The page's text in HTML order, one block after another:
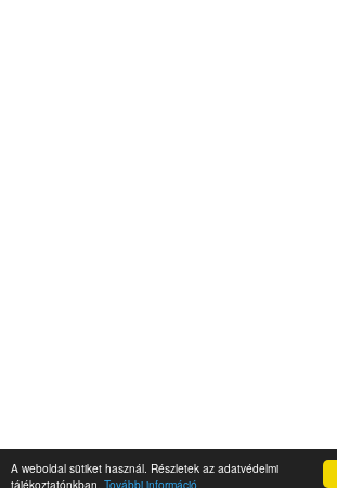
A weboldal sütiket használ. Részletek az adatvédelmi
tájékoztatónkban. További információNapidroid.hu 2019